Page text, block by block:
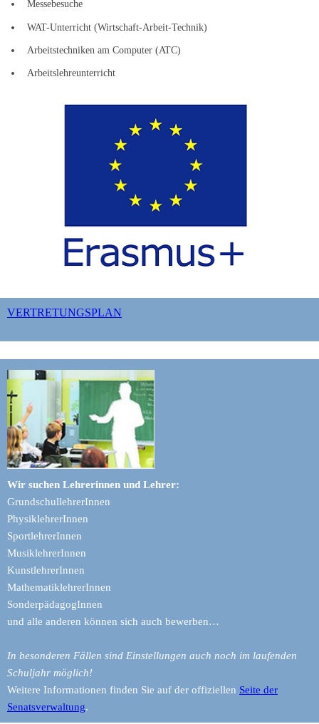
Messebesuche
WAT-Unterricht (Wirtschaft-Arbeit-Technik)
Arbeitstechniken am Computer (ATC)
Arbeitslehreunterricht
VERTRETUNGSPLAN
Wir suchen Lehrerinnen und Lehrer:
GrundschullehrerInnen
PhysiklehrerInnen
SportlehrerInnen
MusiklehrerInnen
KunstlehrerInnen
MathematiklehrerInnen
SonderpädagogInnen
und alle anderen können sich auch bewerben…
In besonderen Fällen sind Einstellungen auch noch im laufenden
Schuljahr möglich!
Weitere Informationen finden Sie auf der offiziellen Seite der
Senatsverwaltung.